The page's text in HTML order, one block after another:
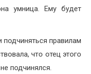
умница. Ему будет
подчиняться правилам
что отец этого
подчинялся.